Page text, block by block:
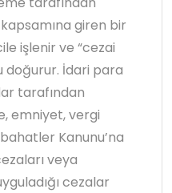
giren bir
işlenir ve “cezai
doğurur. İdari para
tarafından
emniyet, vergi
Kanunu’na
veya
cezalar